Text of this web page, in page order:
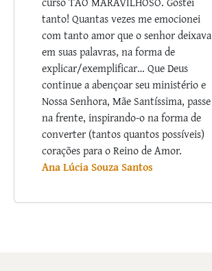
tanto! Quantas vezes me emocionei
com tanto amor que o senhor deixava
em suas palavras, na forma de
explicar/exemplificar… Que Deus
continue a abençoar seu ministério e
Nossa Senhora, Mãe Santíssima, passe
na frente, inspirando-o na forma de
converter (tantos quantos possíveis)
corações para o Reino de Amor.
Ana Lúcia Souza Santos